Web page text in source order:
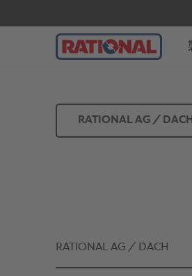
RATIONAL AG / DACH